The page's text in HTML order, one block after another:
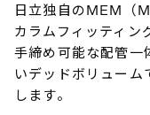
日立独自のMEM
カラムフィッティン
手締め可能な配管一
いデッドボリュー
します。